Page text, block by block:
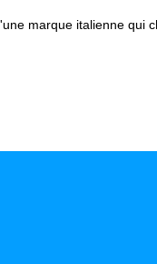
marque italienne qui